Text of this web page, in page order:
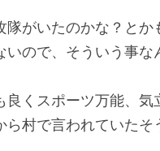
がいたのかな？とか
ので、そういう事な
くスポーツ万能、気
村で言われていたそ